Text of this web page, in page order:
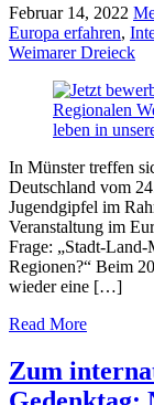
Februar 14, 2022
Europa erfahren,
Weimarer Dreieck
In Münster treffen
Deutschland vom
Jugendgipfel im
Veranstaltung im
Frage: „Stadt-
Regionen?“ Beim
wieder eine […]
Read More
Zum